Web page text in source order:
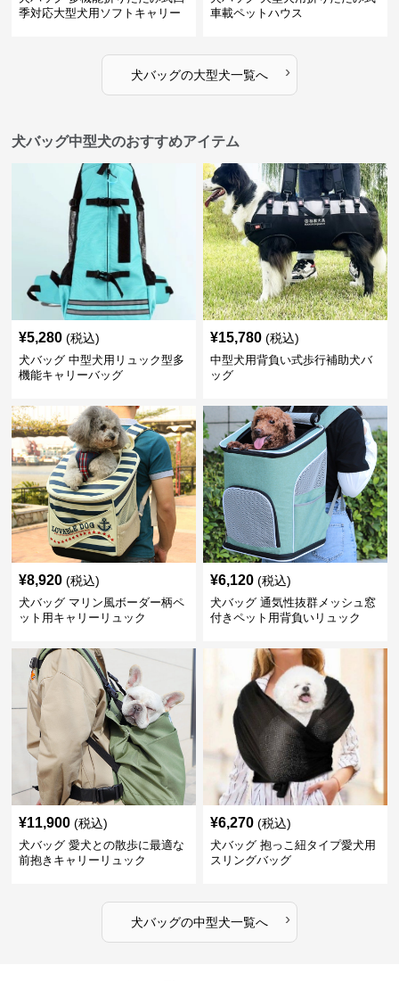
季対応大型犬用ソフトキャリー
車載ペットハウス
犬バッグの大型犬一覧へ ›
犬バッグ中型犬のおすすめアイテム
¥5,280 (税込)
犬バッグ 中型犬用リュック型多
機能キャリーバッグ
¥15,780 (税込)
中型犬用背負い式歩行補助犬バ
ッグ
¥8,920 (税込)
犬バッグ マリン風ボーダー柄ペ
ット用キャリーリュック
¥6,120 (税込)
犬バッグ 通気性抜群メッシュ窓
付きペット用背負いリュック
¥11,900 (税込)
犬バッグ 愛犬との散歩に最適な
前抱きキャリーリュック
¥6,270 (税込)
犬バッグ 抱っこ紐タイプ愛犬用
スリングバッグ
犬バッグの中型犬一覧へ ›